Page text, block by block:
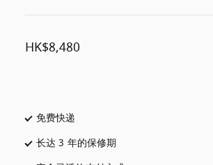
HK$8,480
免费快递
长达 3 年的保修期